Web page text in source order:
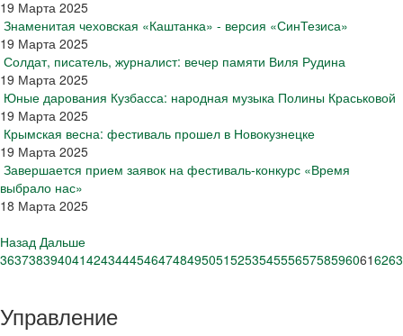
19 Марта 2025
Знаменитая чеховская «Каштанка» - версия «СинТезиса»
19 Марта 2025
Солдат, писатель, журналист: вечер памяти Виля Рудина
19 Марта 2025
Юные дарования Кузбасса: народная музыка Полины Краськовой
19 Марта 2025
Крымская весна: фестиваль прошел в Новокузнецке
19 Марта 2025
Завершается прием заявок на фестиваль-конкурс «Время
выбрало нас»
18 Марта 2025
Назад Дальше
36373839404142434445464748495051525354555657585960616263
Управление